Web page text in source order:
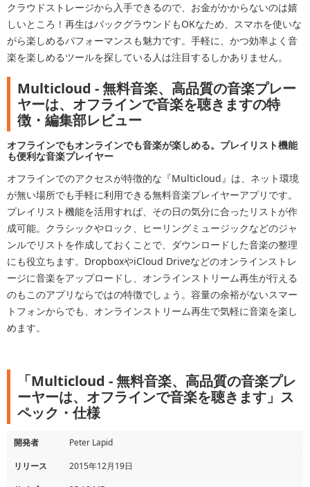
クラウドストレージから入手できるので、お金がかからないの​は嬉
しいところ！再生はバックグラウンドもOKなため、スマホを​使いな
がら楽しめるパフォーマンスも魅力です。手軽に、かつ効率​よく音
楽を楽しめるツールを探している人は注目するしかありませ​ん。
Multicloud - 無料音楽、高品質の音楽プレー
ヤーは、オフラインで音楽を聴きますの特
徴・編集部レビュー
オフラインでもオンラインでも音楽が楽しめる。プレイリスト機能
も便利な音楽プレイヤー
オフラインでのアクセスが特徴的な『Multicloud』は、ネット環境
が無い場所でも手軽に利用できる無料音楽プレイヤーアプリです。
プレイリスト機能を活用すれば、その日の気分に合ったリストが作
成可能。クラシックやロック、ヒーリングミュージックなどのジャ
ンルでリストを作成しておくことで、ダウンロードした音楽の整理
にも役立ちます。DropboxやiCloud Driveなどのオンラインストレ
ージに音楽をアップロードし、オンラインストリーム再生が行える
のもこのアプリならではの特徴でしょう。容量の余裕がないスマー
トフォンからでも、オンラインストリーム再生で気軽に音楽を楽し
めます。
「Multicloud - 無料音楽、高品質の音楽プレ
ーヤーは、オフラインで音楽を聴きます」ス
ペック・仕様
開発者
Peter Lapid
リリース
2015年12月19日